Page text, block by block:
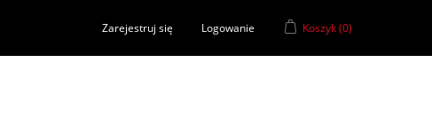
Zarejestruj się Logowanie Koszyk(0)